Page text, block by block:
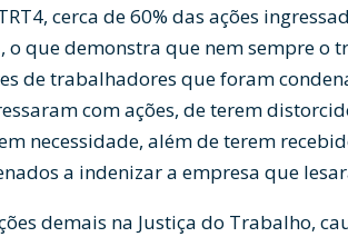
cerca de 60% das ações
o que demonstra que nem sempre o
de trabalhadores que foram
com ações, de terem
necessidade, além de terem
a indenizar a empresa que
demais na Justiça do Trabalho,